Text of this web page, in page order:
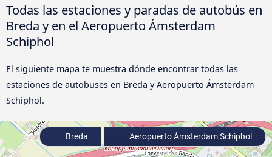
Todas las estaciones y paradas de autobús en
Breda y en el Aeropuerto Ámsterdam
Schiphol
El siguiente mapa te muestra dónde encontrar todas las
estaciones de autobuses en Breda y Aeropuerto Ámsterdam
Schiphol.
Breda Aeropuerto Ámsterdam Schiphol